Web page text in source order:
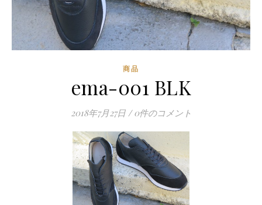
商品
ema-001 BLK
2018年7月27日 / 0件のコメント